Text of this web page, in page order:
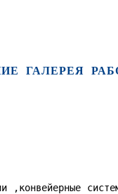
ГАЛЕРЕЯ
,конвейерные